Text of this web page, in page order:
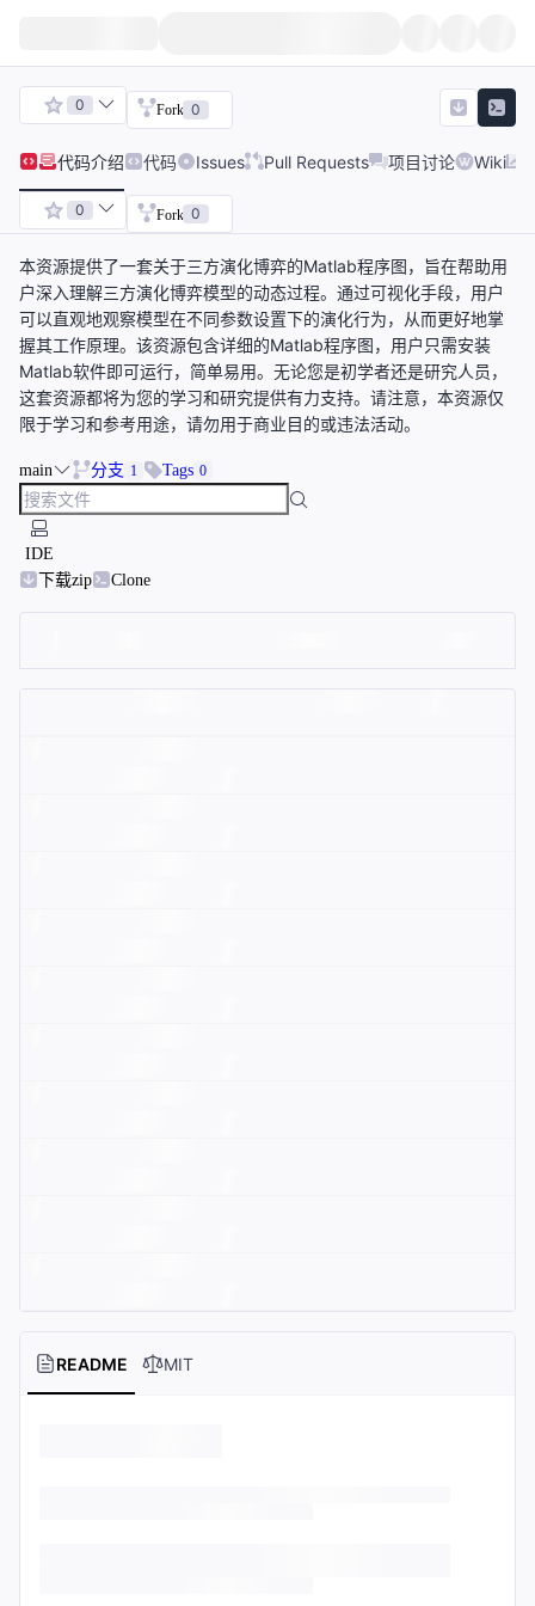
0 Fork 0
代码介绍 代码 Issues Pull Requests 项目讨论 Wiki
0 Fork 0
本资源提供了一套关于三方演化博弈的Matlab程序图，旨在帮助用
户深入理解三方演化博弈模型的动态过程。通过可视化手段，用户
可以直观地观察模型在不同参数设置下的演化行为，从而更好地掌
握其工作原理。该资源包含详细的Matlab程序图，用户只需安装
Matlab软件即可运行，简单易用。无论您是初学者还是研究人员，
这套资源都将为您的学习和研究提供有力支持。请注意，本资源仅
限于学习和参考用途，请勿用于商业目的或违法活动。
main 分支 1 Tags 0
IDE
下载zip
Clone
README MIT